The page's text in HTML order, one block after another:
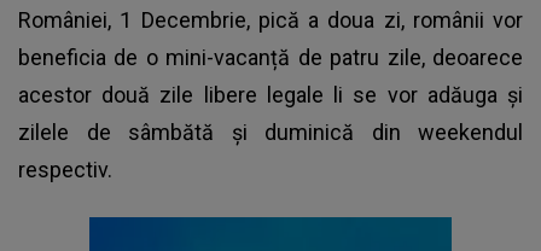
României, 1 Decembrie, pică a doua zi, românii vor
beneficia de o mini-vacanță de patru zile, deoarece
acestor două zile libere legale li se vor adăuga și
zilele de sâmbătă și duminică din weekendul
respectiv.